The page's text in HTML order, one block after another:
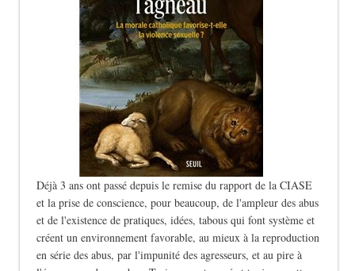
Déjà 3 ans ont passé depuis le remise du rapport de la CIASE
et la prise de conscience, pour beaucoup, de l'ampleur des abus
et de l'existence de pratiques, idées, tabous qui font système et
créent un environnement favorable, au mieux à la reproduction
en série des abus, par l'impunité des agresseurs, et au pire à